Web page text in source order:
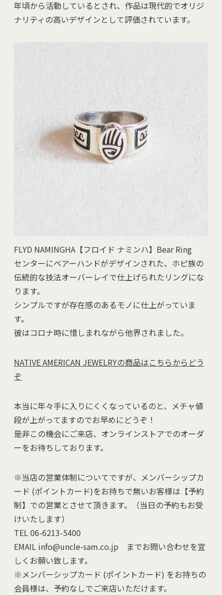
年頃から活動しているとされ、作品は現代的でオリジ
ナリティの高いデザインとして評価されています。
FLYD NAMINGHA【フロイド ナミンハ】Bear Ring
センターにベアーハンドがデザインされた、ホピ族の
伝統的な技法オーバーレイで仕上げられたリングにな
ります。
シンプルですが存在感のあるモノに仕上がっていま
す。
彼はコロナ時に惜しまれながら他界されました。
NATIVE AMERICAN JEWELRYの商品はこちらからどう
ぞ
本当に年々手に入りにくくなっているのと、メチャ値
段が上がってますのでお早めにどうぞ！
是非この機会にご来店、オンラインストアでのオーダ
ーをお待ちしております。
※当店の営業体制についてですが、メンバーシップカ
ード (ポイントカード)をお持ちで無いお客様は【予約
制】での営業とさせて頂きます。（当日の予約もお受
けいたします）
TEL 06-6213-5400
EMAIL info@uncle-sam.co.jp までお問い合わせを宜
しくお願い致します。
※メンバーシップカード (ポイントカード) をお持ちの
会員様は、予約なしでご来店いただけます。